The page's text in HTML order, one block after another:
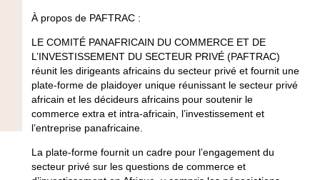
À propos de PAFTRAC :
LE COMITÉ PANAFRICAIN DU COMMERCE ET DE
L’INVESTISSEMENT DU SECTEUR PRIVÉ (PAFTRAC)
réunit les dirigeants africains du secteur privé et fournit une
plate-forme de plaidoyer unique réunissant le secteur privé
africain et les décideurs africains pour soutenir le
commerce extra et intra-africain, l’investissement et
l’entreprise panafricaine.
La plate-forme fournit un cadre pour l’engagement du
secteur privé sur les questions de commerce et